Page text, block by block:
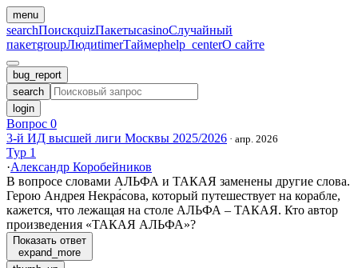
menu
searchПоискquizПакетыcasinoСлучайный
пакетgroupЛюдиtimerТаймерhelp_centerО сайте
bug_report
search
login
Вопрос 0
3-й ИД высшей лиги Москвы 2025/2026 · апр. 2026
Тур 1
·Александр Коробейников
В вопросе словами АЛЬФА и ТАКАЯ заменены другие слова.
Герою Андрея Некра́сова, который путешествует на корабле,
кажется, что лежащая на столе АЛЬФА – ТАКАЯ. Кто автор
произведения «ТАКАЯ АЛЬФА»?
Показать ответ
expand_more